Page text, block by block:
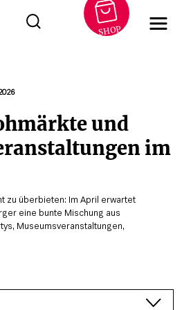
SHOP
und
im
zu überbieten: Im April erwartet
eine bunte Mischung aus
Museumsveranstaltungen,